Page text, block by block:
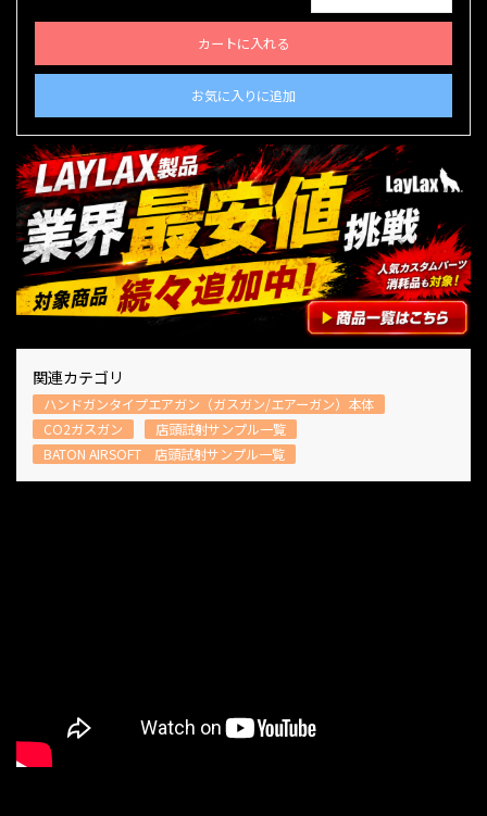
カートに入れる
お気に入りに追加
関連カテゴリ
ハンドガンタイプエアガン（ガスガン/エアーガン）本体
CO2ガスガン
店頭試射サンプル一覧
BATON AIRSOFT 店頭試射サンプル一覧